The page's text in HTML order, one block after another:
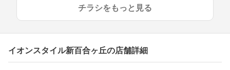
チラシをもっと見る
イオンスタイル新百合ヶ丘の店舗詳細